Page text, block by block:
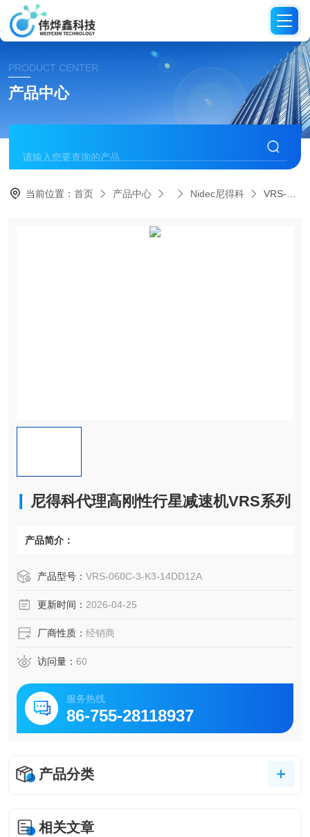
PRODUCT CENTER
产品中心
当前位置：首页 产品中心 Nidec尼得科 VRS-060C-3-K3-14DD12A尼得科代理高刚性行星减速机VRS系列
尼得科代理高刚性行星减速机VRS系列
产品简介：
产品型号： VRS-060C-3-K3-14DD12A
更新时间： 2026-04-25
厂商性质： 经销商
访问量： 60
服务热线
86-755-28118937
产品分类
相关文章